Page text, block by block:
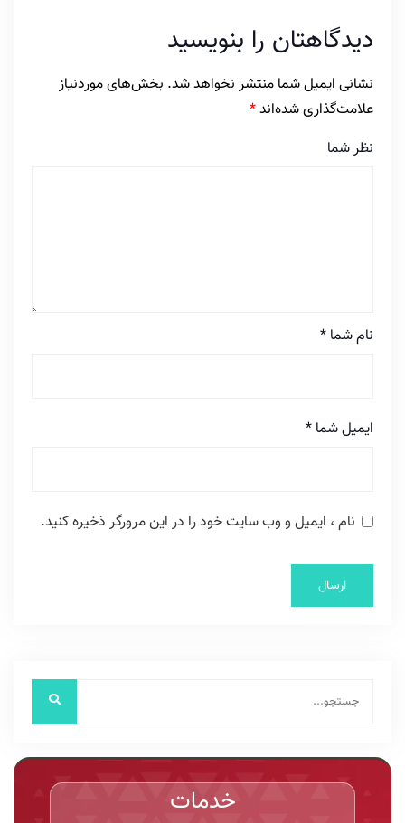
دیدگاهتان را بنویسید
نشانی ایمیل شما منتشر نخواهد شد. بخش‌های موردنیاز
علامت‌گذاری شده‌اند*
نظر شما
نام شما *
ایمیل شما *
نام ، ایمیل و وب سایت خود را در این مرورگر ذخیره کنید.
خدمات